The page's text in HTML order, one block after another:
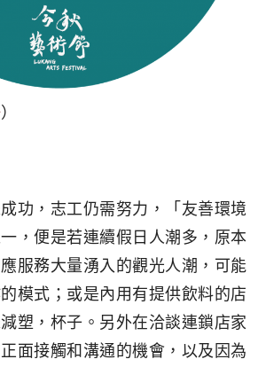
）
功，志工仍需努力，「友善環境
，便是若連續假日人潮多，原本
服務大量湧入的觀光人潮，可能
模式；或是內用有提供飲料的店
塑，杯子。另外在洽談連鎖店家
面接觸和溝通的機會，以及因為